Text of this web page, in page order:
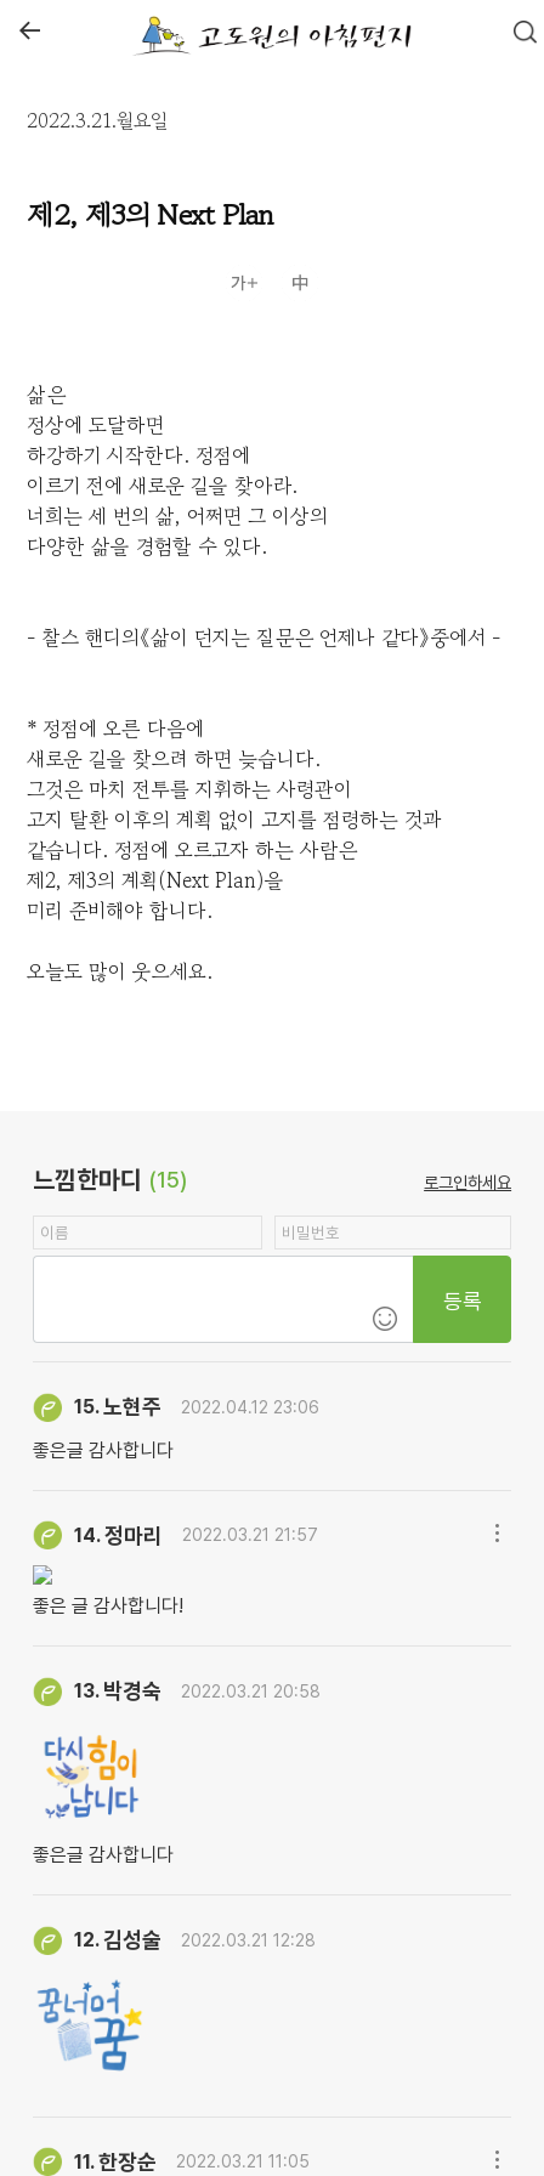
←
2022.3.21.월요일
제2, 제3의 Next Plan
삶은
정상에 도달하면
하강하기 시작한다. 정점에
이르기 전에 새로운 길을 찾아라.
너희는 세 번의 삶, 어쩌면 그 이상의
다양한 삶을 경험할 수 있다.
- 찰스 핸디의《삶이 던지는 질문은 언제나 같다》중에서 -
* 정점에 오른 다음에
새로운 길을 찾으려 하면 늦습니다.
그것은 마치 전투를 지휘하는 사령관이
고지 탈환 이후의 계획 없이 고지를 점령하는 것과
같습니다. 정점에 오르고자 하는 사람은
제2, 제3의 계획(Next Plan)을
미리 준비해야 합니다.
오늘도 많이 웃으세요.
느낌한마디 (15) 로그인하세요
등록
15.노현주 2022.04.12 23:06
좋은글 감사합니다
14.정마리 2022.03.21 21:57
좋은 글 감사합니다!
13. 박경숙 2022.03.21 20:58
좋은글 감사합니다
12.김성술 2022.03.21 12:28
11.한장순 2022.03.21 11:05